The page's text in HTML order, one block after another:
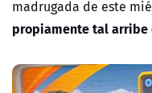
madrugada de este
propiamente tal arribe